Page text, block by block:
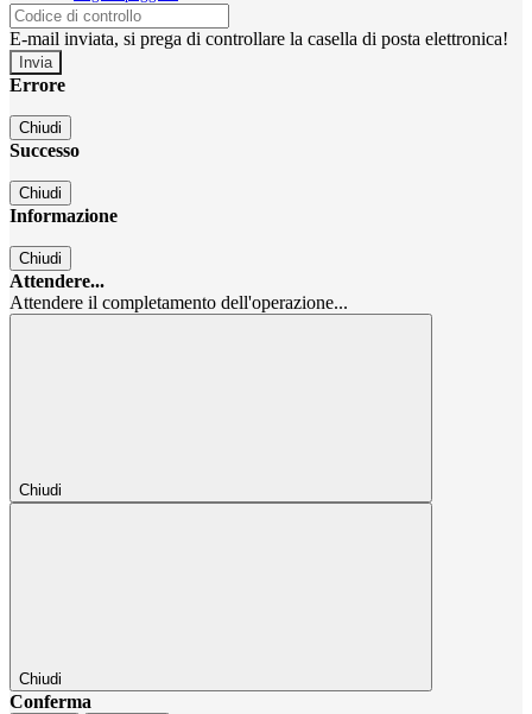
E-mail inviata, si prega di controllare la casella di posta elettronica!
Errore
Chiudi
Successo
Chiudi
Informazione
Chiudi
Attendere...
Attendere il completamento dell'operazione...
Chiudi
Chiudi
Conferma